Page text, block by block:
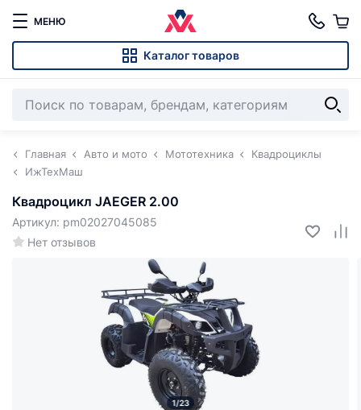
МЕНЮ
Каталог товаров
Главная Авто и мото Мототехника
Квадроциклы
ИжТехМаш
Квадроцикл JAEGER 2.00
Нет отзывов
Артикул: pm02027045085
1/23